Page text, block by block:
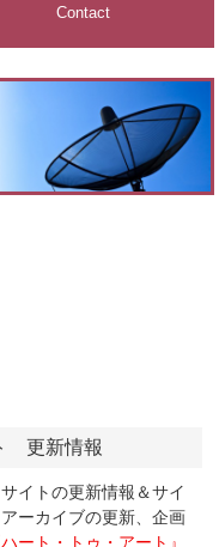
Contact
更新情報
イトの更新情報＆サイ
ーカイブの更新、企画
ハート・トゥ・アート』